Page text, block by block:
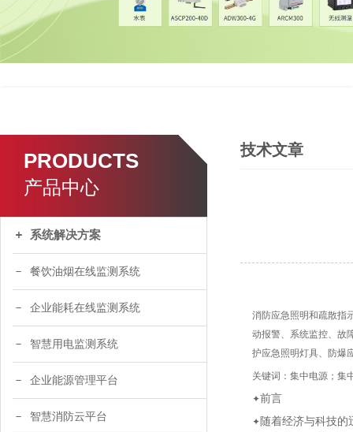
PRODUCTS
产品中心
系统解决方案
餐饮油烟在线监测系统
企业能耗在线监测系统
智慧用电监测系统
企业能源管理平台
智慧消防云平台
技术文章
消防应急照明和疏散指
动报警、系统监控、故
护应急照明灯具、防爆
关键词：集中电源；集
✦前言
✦ 随着经济与科技